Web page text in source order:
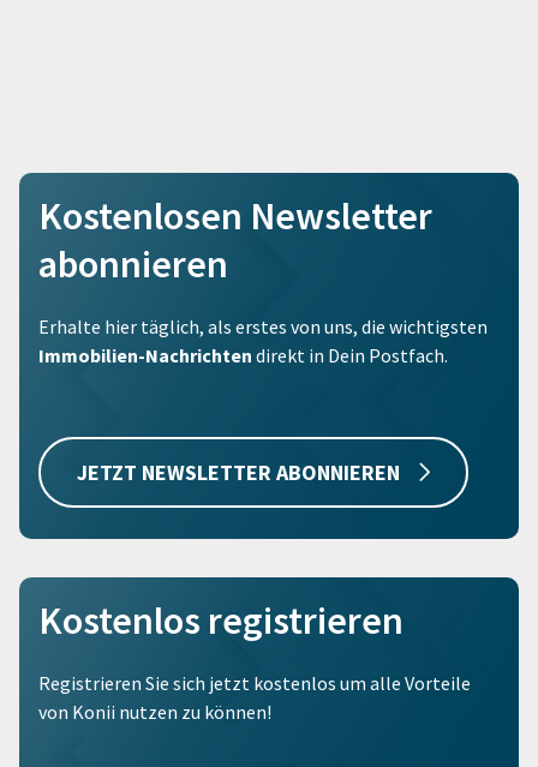
Kostenlosen Newsletter
abonnieren
Erhalte hier täglich, als erstes von uns, die wichtigsten
Immobilien-Nachrichten direkt in Dein Postfach.
JETZT NEWSLETTER ABONNIEREN
Kostenlos registrieren
Registrieren Sie sich jetzt kostenlos um alle Vorteile
von Konii nutzen zu können!